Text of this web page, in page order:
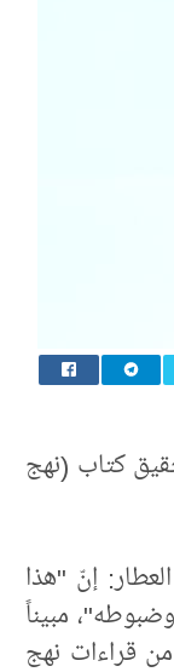
كتاب (نهج
إنّ "هذا
مبيناً
قراءات نهج